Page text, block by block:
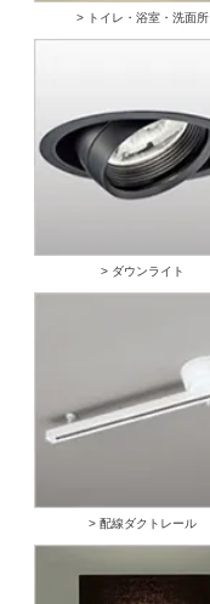
> トイレ・浴室・洗面所
> ダウンライト
> 配線ダクトレール